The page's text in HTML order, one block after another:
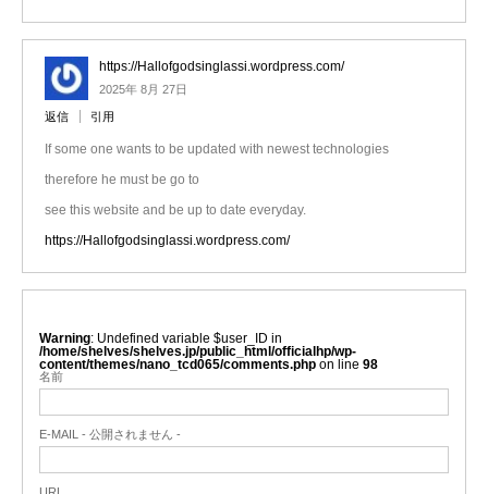
https://Hallofgodsinglassi.wordpress.com/
2025年 8月 27日
返信 引用
If some one wants to be updated with newest technologies
therefore he must be go to
see this website and be up to date everyday.
https://Hallofgodsinglassi.wordpress.com/
Warning : Undefined variable $user_ID in
/home/shelves/shelves.jp/public_html/officialhp/wp-
content/themes/nano_tcd065/comments.php on line 98
名前
E-MAIL - 公開されません -